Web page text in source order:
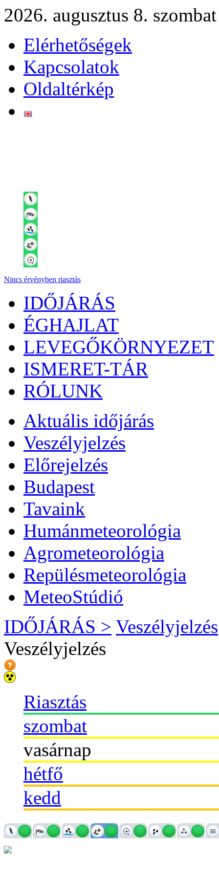
2026. augusztus 8. szombat
Elérhetőségek
Kapcsolatok
Oldaltérkép
Nincs érvényben riasztás
IDŐJÁRÁS
ÉGHAJLAT
LEVEGŐKÖRNYEZET
ISMERET-TÁR
RÓLUNK
Aktuális időjárás
Veszélyjelzés
Előrejelzés
Budapest
Tavaink
Humánmeteorológia
Agrometeorológia
Repülésmeteorológia
MeteoStúdió
IDŐJÁRÁS > Veszélyjelzés
Veszélyjelzés
Riasztás
szombat
vasárnap
hétfő
kedd